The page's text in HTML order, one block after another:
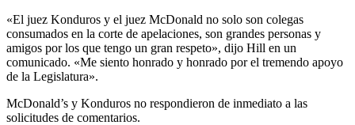
«El juez Konduros y el juez McDonald no solo son colegas
consumados en la corte de apelaciones, son grandes personas y
amigos por los que tengo un gran respeto», dijo Hill en un
comunicado. «Me siento honrado y honrado por el tremendo apoyo
de la Legislatura».
McDonald’s y Konduros no respondieron de inmediato a las
solicitudes de comentarios.